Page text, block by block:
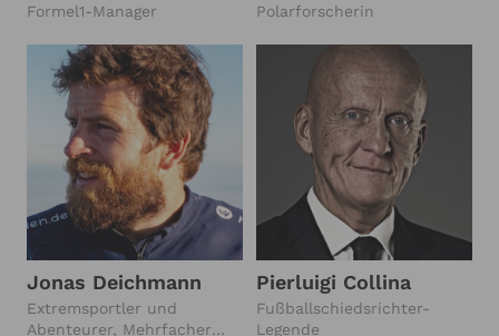
Formel1-Manager
Polarforscherin
Jonas Deichmann
Extremsportler und
Abenteurer, Mehrfacher
Pierluigi Collina
Fußballschiedsrichter-
Legende